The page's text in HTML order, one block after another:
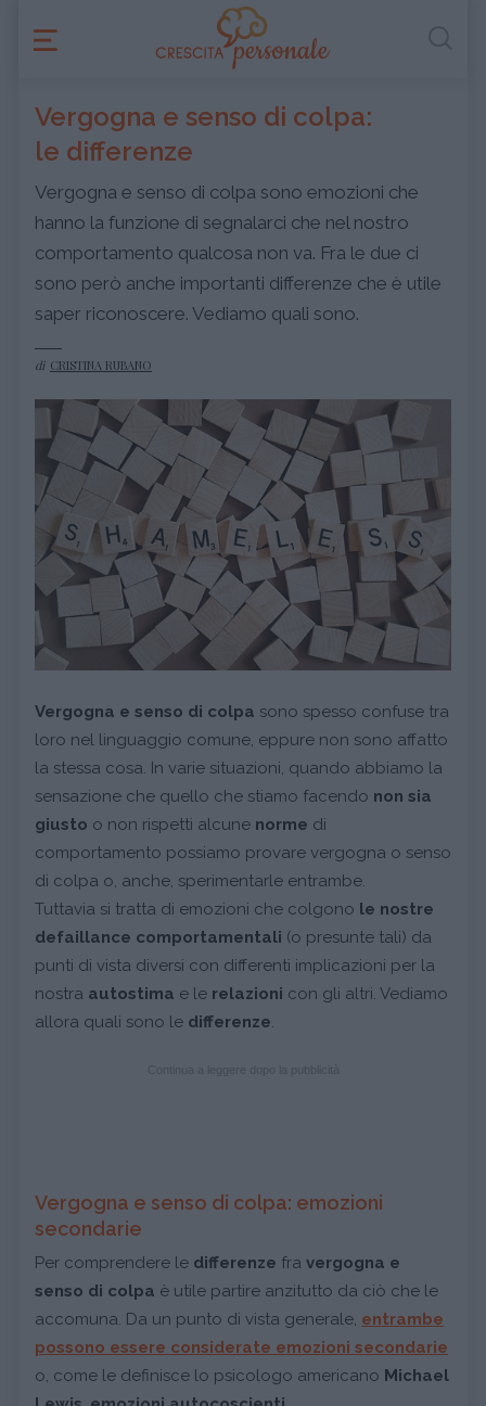
Vergogna e senso di colpa:
le differenze
Vergogna e senso di colpa sono emozioni che
hanno la funzione di segnalarci che nel nostro
comportamento qualcosa non va. Fra le due ci
sono però anche importanti differenze che è utile
saper riconoscere. Vediamo quali sono.
di CRISTINA RUBANO
Vergogna e senso di colpa sono spesso confuse tra
loro nel linguaggio comune, eppure non sono affatto
la stessa cosa. In varie situazioni, quando abbiamo la
sensazione che quello che stiamo facendo non sia
giusto o non rispetti alcune norme di
comportamento possiamo provare vergogna o senso
di colpa o, anche, sperimentarle entrambe.
Tuttavia si tratta di emozioni che colgono le nostre
defaillance comportamentali (o presunte tali) da
punti di vista diversi con differenti implicazioni per la
nostra autostima e le relazioni con gli altri. Vediamo
allora quali sono le differenze
Vergogna e senso di colpa: emozioni
secondarie
Per comprendere le differenze fra vergogna e
senso di colpa è utile partire anzitutto da ciò che le
accomuna. Da un punto di vista generale, entrambe
possono essere considerate emozioni secondarie
o, come le definisce lo psicologo americano Michael